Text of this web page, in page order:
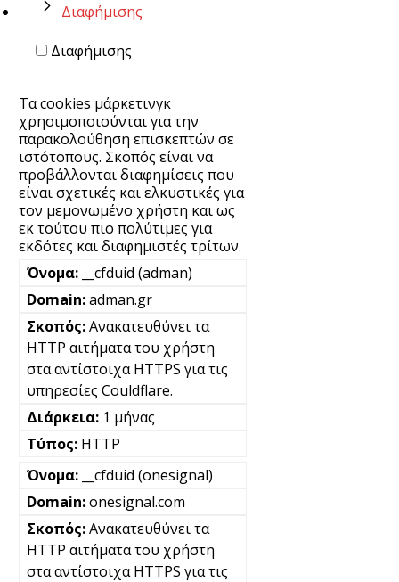
Διαφήμισης
Διαφήμισης
Τα cookies μάρκετινγκ
χρησιμοποιούνται για την
παρακολούθηση επισκεπτών σε
ιστότοπους. Σκοπός είναι να
προβάλλονται διαφημίσεις που
είναι σχετικές και ελκυστικές για
τον μεμονωμένο χρήστη και ως
εκ τούτου πιο πολύτιμες για
εκδότες και διαφημιστές τρίτων.
__cfduid (adman)
adman.gr
Ανακατευθύνει τα
HTTP αιτήματα του χρήστη
στα αντίστοιχα HTTPS για τις
υπηρεσίες Couldflare.
1 μήνας
HTTP
__cfduid (onesignal)
onesignal.com
Ανακατευθύνει τα
HTTP αιτήματα του χρήστη
στα αντίστοιχα HTTPS για τις